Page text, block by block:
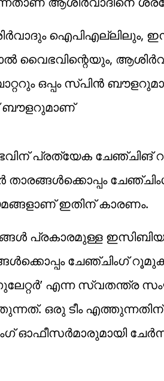
ഐപിഎല്ലിലും,
ഒപ്പം സ്പിൻ
ബൗളറുമാണ്
പ്രത്യേക ചേഞ്ചിങ്
ഇതിന് കാരണം.
പ്രകാരമുള്ള
ചേഞ്ചിംഗ്
എന്ന
ഒരു ടീം
ഓഫീസർമാരുമായി